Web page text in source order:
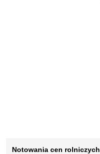
Notowania cen rolniczych